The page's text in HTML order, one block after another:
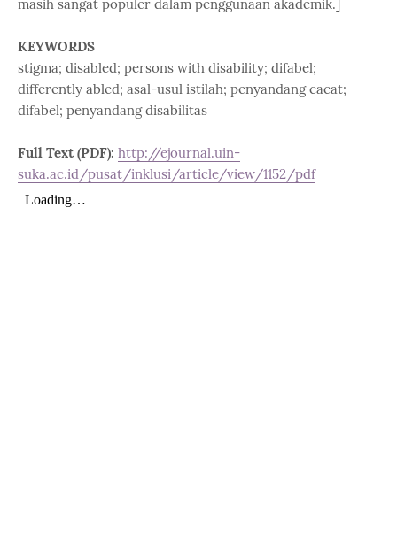
masih sangat populer dalam penggunaan akademik.]
KEYWORDS
stigma; disabled; persons with disability; difabel;
differently abled; asal-usul istilah; penyandang cacat;
difabel; penyandang disabilitas
Full Text (PDF): http://ejournal.uin-
suka.ac.id/pusat/inklusi/article/view/1152/pdf